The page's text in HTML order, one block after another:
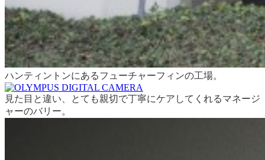
ハンティントンにあるフューチャーフィンの工場。
見た目と違い、とても親切で丁寧にケアしてくれるマネージ
ャーのバリー。